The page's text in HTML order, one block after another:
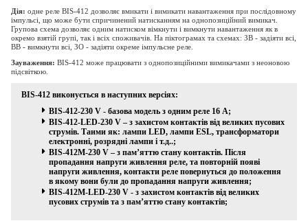
Дія: одне реле BIS-412 дозволяє вмикати і вимикати навантаження при послідовному
імпульсі, що може бути спричинений натисканням на однопозиційний вимикач.
Групова схема дозволяє одним натиском вімкнути і вимкнути навантаження як в
окремо взятій групі, так і всіх споживачів. На піктограмах та схемах: ЗВ - задіяти всі,
ВВ - вимкнути всі, ЗО - задіяти окреме імпульсне реле.
Зауваження: BIS-412 може працювати з однопозиційними вимикачами з неоновою
підсвіткою.
BIS-412 виконується в наступних версіях:
BIS-412-230 V - базова модель з одним реле 16 A;
BIS-412-LED-230 V – з захистом контактів від великих пусових
струмів. Таими як: лампи LED, лампи ESL, трансформатори
електронні, розрядні лампи і т.д..;
BIS-412M-230 V – з пам’яттю стану контактів. Після
пропадання напруги живлення реле, та повторній появі
напруги живлення, контакти реле повернуться до положення
в якому вони були до пропадання напруги живлення;
BIS-412M-LED-230 V - з захистом контактів від великих
пусових струмів та з пам’яттю стану контактів;